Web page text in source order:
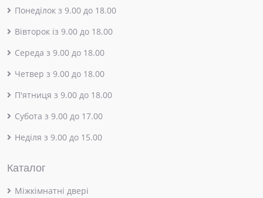
Понеділок з 9.00 до 18.00
Вівторок із 9.00 до 18.00
Середа з 9.00 до 18.00
Четвер з 9.00 до 18.00
П'ятниця з 9.00 до 18.00
Субота з 9.00 до 17.00
Неділя з 9.00 до 15.00
Каталог
Міжкімнатні двері